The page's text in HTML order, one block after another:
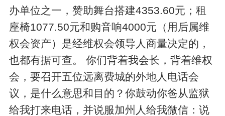
办单位之一，赞助舞台搭建4353.60元；租
座椅1077.50元和购音响4000元（用后属维
权会资产）是经维权会领导人商量决定的，
也都有据可查。 你们背着我会长，背着维权
会，要召开五位远离费城的外地人电话会
议，是什么意思和目的？你鼓动你爸从监狱
给我打来电话，并说服加州人给我微信：说